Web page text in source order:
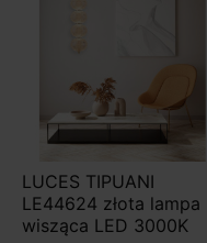
LUCES TIPUANI
LE44624 złota lampa
wisząca LED 3000K